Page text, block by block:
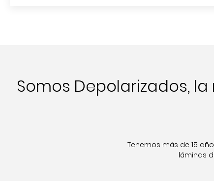
Somos Depolarizados,
Tenemos más de 15
láminas